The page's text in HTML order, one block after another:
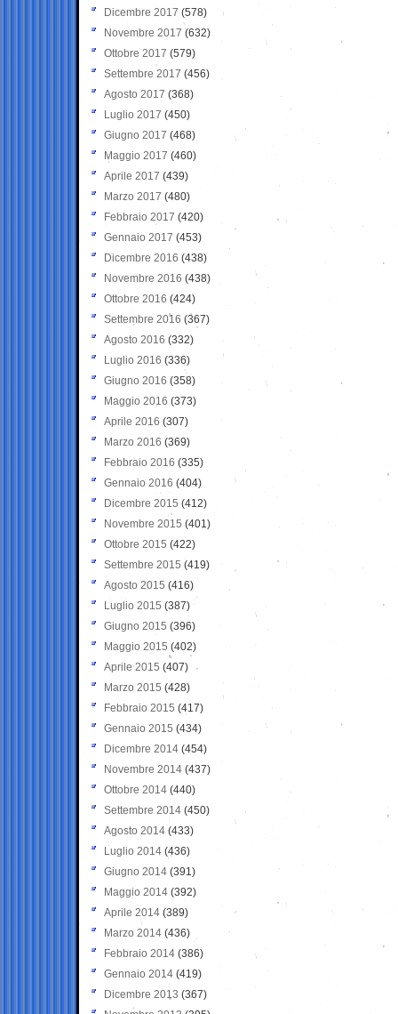
Dicembre 2017 (578)
Novembre 2017 (632)
Ottobre 2017 (579)
Settembre 2017 (456)
Agosto 2017 (368)
Luglio 2017 (450)
Giugno 2017 (468)
Maggio 2017 (460)
Aprile 2017 (439)
Marzo 2017 (480)
Febbraio 2017 (420)
Gennaio 2017 (453)
Dicembre 2016 (438)
Novembre 2016 (438)
Ottobre 2016 (424)
Settembre 2016 (367)
Agosto 2016 (332)
Luglio 2016 (336)
Giugno 2016 (358)
Maggio 2016 (373)
Aprile 2016 (307)
Marzo 2016 (369)
Febbraio 2016 (335)
Gennaio 2016 (404)
Dicembre 2015 (412)
Novembre 2015 (401)
Ottobre 2015 (422)
Settembre 2015 (419)
Agosto 2015 (416)
Luglio 2015 (387)
Giugno 2015 (396)
Maggio 2015 (402)
Aprile 2015 (407)
Marzo 2015 (428)
Febbraio 2015 (417)
Gennaio 2015 (434)
Dicembre 2014 (454)
Novembre 2014 (437)
Ottobre 2014 (440)
Settembre 2014 (450)
Agosto 2014 (433)
Luglio 2014 (436)
Giugno 2014 (391)
Maggio 2014 (392)
Aprile 2014 (389)
Marzo 2014 (436)
Febbraio 2014 (386)
Gennaio 2014 (419)
Dicembre 2013 (367)